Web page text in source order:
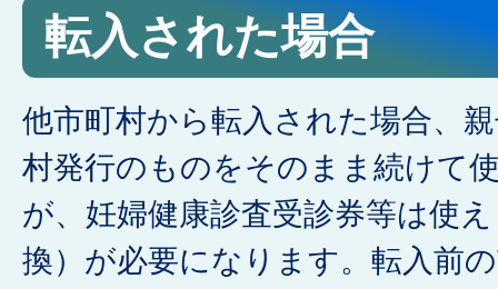
転入された場合
他市町村から転入された場合、
村発行のものをそのまま続けて
が、妊婦健康診査受診券等は使
換）が必要になります。転入前